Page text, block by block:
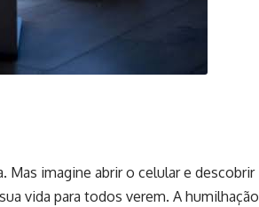
Mas imagine abrir o celular e descobrir
vida para todos verem. A humilhação